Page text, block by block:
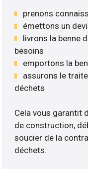
prenons
émettons un
livrons la benne
besoins
emportons la
assurons le
déchets
Cela vous garantit
de construction,
soucier de la
déchets.